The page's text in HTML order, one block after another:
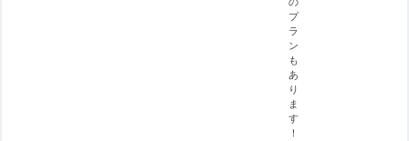
プ
ラ
ン
も
あ
り
ま
す
！